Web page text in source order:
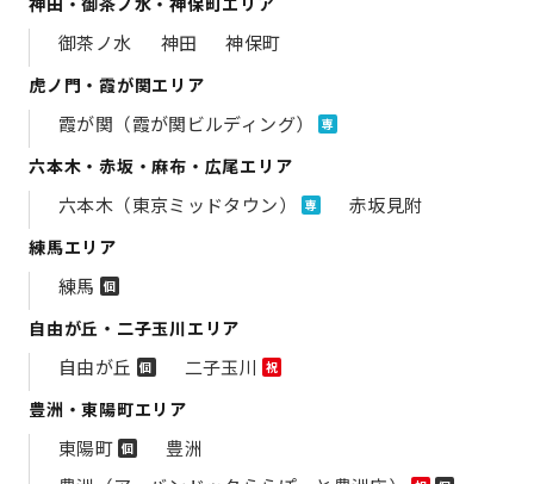
御茶ノ水 神田 神保町
虎ノ門・霞が関エリア
霞が関（霞が関ビルディング） 専
六本木・赤坂・麻布・広尾エリア
六本木（東京ミッドタウン） 専 赤坂見附
練馬エリア
練馬 個
自由が丘・二子玉川エリア
自由が丘 個 二子玉川 祝
豊洲・東陽町エリア
東陽町 個
豊洲